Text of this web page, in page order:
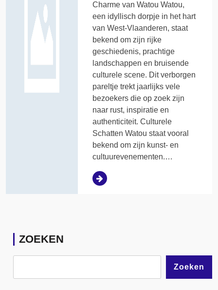
Charme van Watou Watou,
een idyllisch dorpje in het hart
van West-Vlaanderen, staat
bekend om zijn rijke
geschiedenis, prachtige
landschappen en bruisende
culturele scene. Dit verborgen
pareltje trekt jaarlijks vele
bezoekers die op zoek zijn
naar rust, inspiratie en
authenticiteit. Culturele
Schatten Watou staat vooral
bekend om zijn kunst- en
cultuurevenementen.…
ZOEKEN
Zoeken